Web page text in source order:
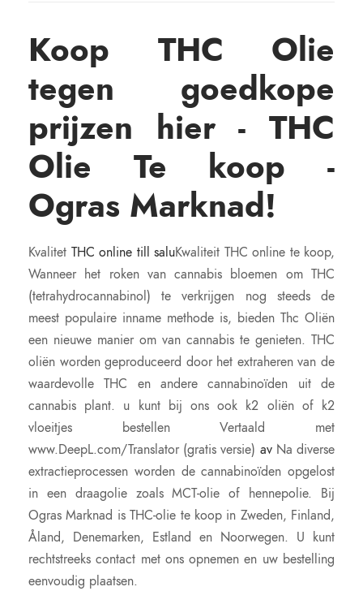
n
a
Koop THC Olie
tegen goedkope
prijzen hier - THC
Olie Te koop -
Ogras Marknad!
Kvalitet THC online till saluKwaliteit THC online te koop,
Wanneer het roken van cannabis bloemen om THC
(tetrahydrocannabinol) te verkrijgen nog steeds de
meest populaire inname methode is, bieden Thc Oliën
een nieuwe manier om van cannabis te genieten. THC
oliën worden geproduceerd door het extraheren van de
waardevolle THC en andere cannabinoïden uit de
cannabis plant. u kunt bij ons ook k2 oliën of k2
vloeitjes bestellen Vertaald met
www.DeepL.com/Translator (gratis versie) avNa diverse
extractieprocessen worden de cannabinoïden opgelost
in een draagolie zoals MCT-olie of hennepolie. Bij
Ogras Marknad is THC-olie te koop in Zweden, Finland,
Åland, Denemarken, Estland en Noorwegen. U kunt
rechtstreeks contact met ons opnemen en uw bestelling
eenvoudig plaatsen.